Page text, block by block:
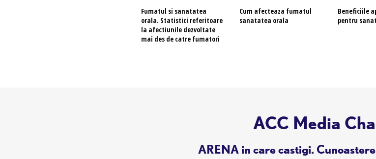
Fumatul si sanatatea
orala. Statistici referitoare
la afectiunile dezvoltate
mai des de catre fumatori
Cum afecteaza fumatul
sanatatea orala
Beneficiile
pentru
ACC Media
ARENA in care castigi.